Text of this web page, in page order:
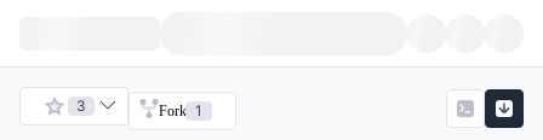
3 Fork 1